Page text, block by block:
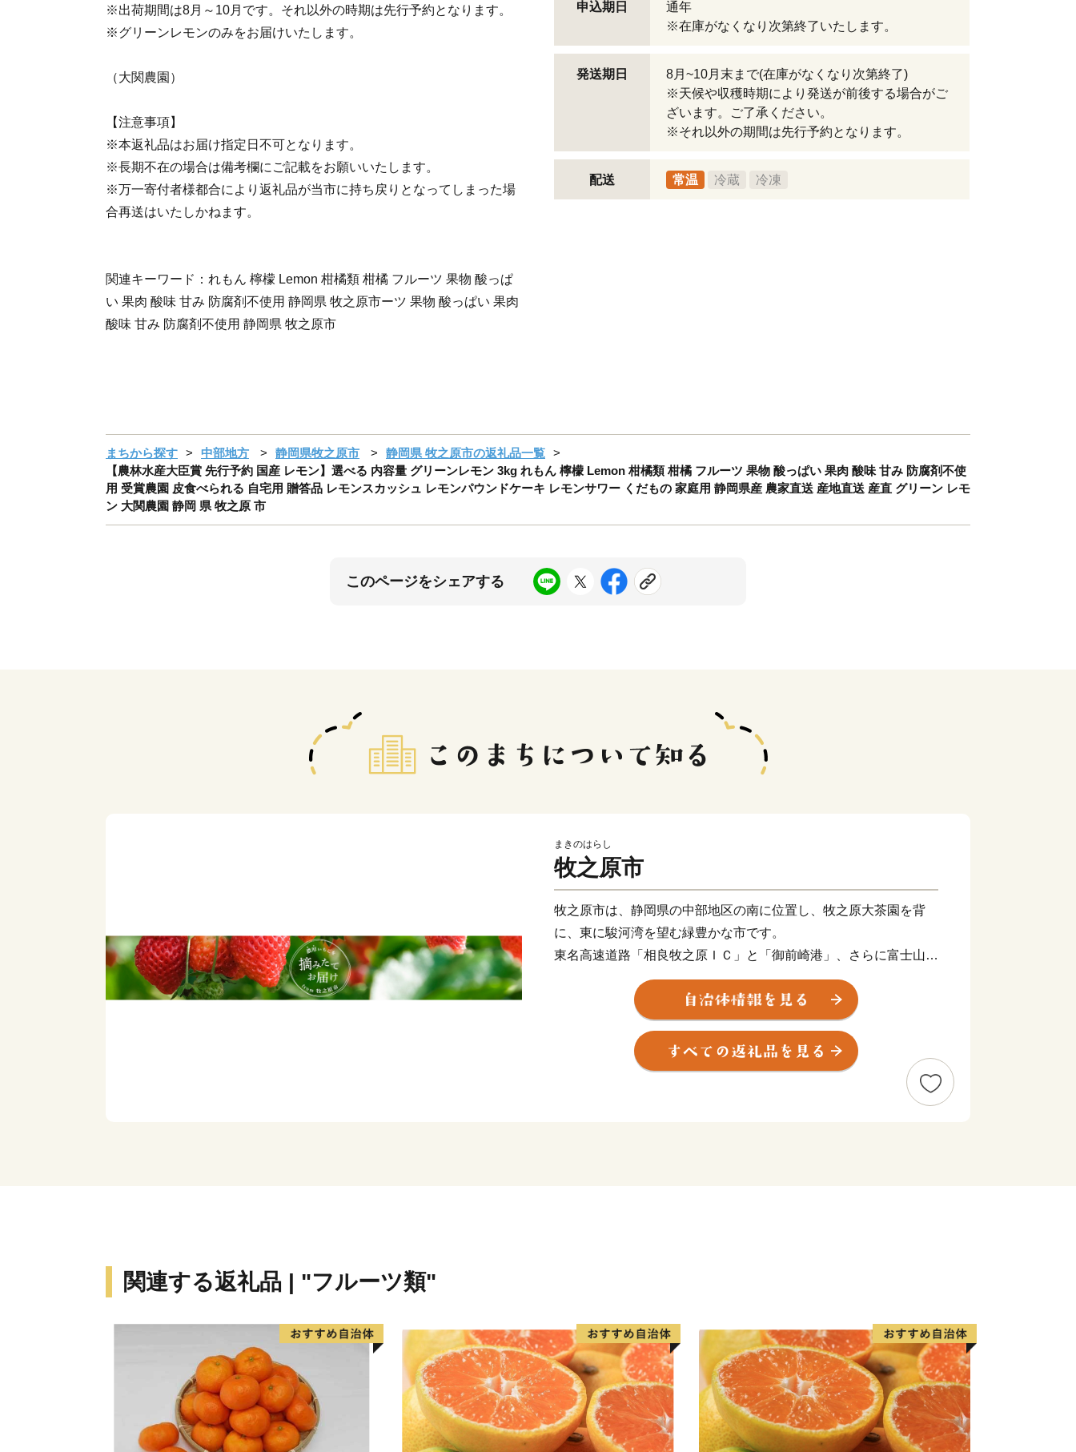
※出荷期間は8月～10月です。それ以外の時期は先行予約となります。
※グリーンレモンのみをお届けいたします。
（大関農園）
【注意事項】
※本返礼品はお届け指定日不可となります。
※長期不在の場合は備考欄にご記載をお願いいたします。
※万一寄付者様都合により返礼品が当市に持ち戻りとなってしまった場
合再送はいたしかねます。
関連キーワード：れもん 檸檬 Lemon 柑橘類 柑橘 フルーツ 果物 酸っぱ
い 果肉 酸味 甘み 防腐剤不使用 静岡県 牧之原市ーツ 果物 酸っぱい 果肉
酸味 甘み 防腐剤不使用 静岡県 牧之原市
申込期日
通年
※在庫がなくなり次第終了いたします。
発送期日
8月~10月末まで(在庫がなくなり次第終了)
※天候や収穫時期により発送が前後する場合がご
ざいます。ご了承ください。
※それ以外の期間は先行予約となります。
配送 常温 冷蔵 冷凍
まちから探す 中部地方 静岡県牧之原市
静岡県 牧之原市の返礼品一覧
【農林水産大臣賞 先行予約 国産 レモン】選べる 内容量 グリーンレモン 3kg れもん 檸檬 Lemon 柑橘類 柑橘 フルーツ 果物 酸っぱい 果肉 酸味 甘み 防腐剤不使
用 受賞農園 皮食べられる 自宅用 贈答品 レモンスカッシュ レモンパウンドケーキ レモンサワー くだもの 家庭用 静岡県産 農家直送 産地直送 産直 グリーン レモ
ン 大関農園 静岡 県 牧之原 市
このページをシェアする
まきのはらし
牧之原市
牧之原市は、静岡県の中部地区の南に位置し、牧之原大茶園を背
に、東に駿河湾を望む緑豊かな市です。
東名高速道路「相良牧之原ＩＣ」と「御前崎港」、さらに富士山静
岡空港と、陸・海・空それぞれの玄関口を持つ市です。
牧之原市には、日本有数の海水浴場である静波海岸とさがらサンビ
ーチがあり,夏には、遠浅で波が静かなビーチに連日大勢の海水浴
客が訪れます。
また、サーフポイントも点在していて、県内外からサーファーたち
関連する返礼品 | "フルーツ類"